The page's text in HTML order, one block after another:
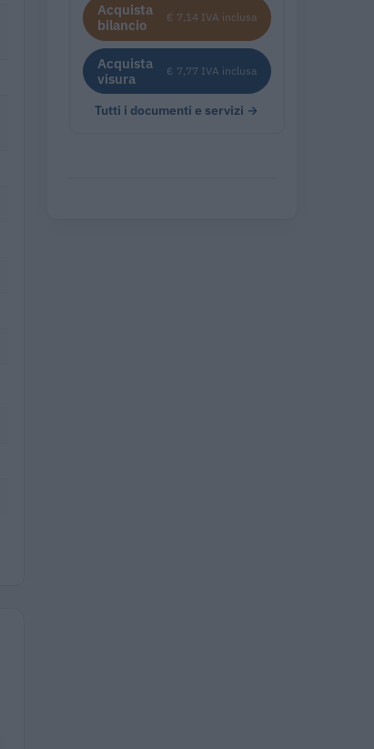
Acquista
bilancio
€ 7,14 IVA inclusa
Acquista
visura
€ 7,77 IVA inclusa
Tutti i documenti e servizi →